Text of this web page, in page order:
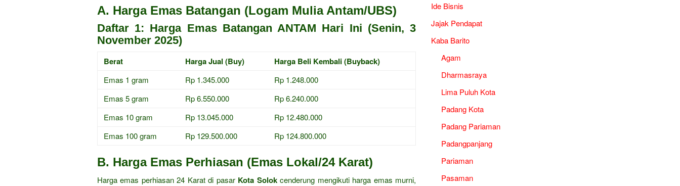
A. Harga Emas Batangan (Logam Mulia Antam/UBS)
Daftar 1: Harga Emas Batangan ANTAM Hari Ini (Senin, 3
November 2025)
Berat Harga Jual (Buy) Harga Beli Kembali (Buyback)
Emas 1 gram Rp 1.345.000
Rp 1.248.000
Emas 5 gram
Rp 6.550.000
Rp 6.240.000
Emas 10 gram
Rp 13.045.000
Rp 12.480.000
Emas 100 gram
Rp 129.500.000 Rp 124.800.000
B. Harga Emas Perhiasan (Emas Lokal/24 Karat)
Harga emas perhiasan 24 Karat di pasar Kota Solokcenderung mengikuti harga emas murni,
Ide Bisnis
Jajak Pendapat
Kaba Barito
Agam
Dharmasraya
Lima Puluh Kota
Padang Kota
Padang Pariaman
Padangpanjang
Pariaman
Pasaman